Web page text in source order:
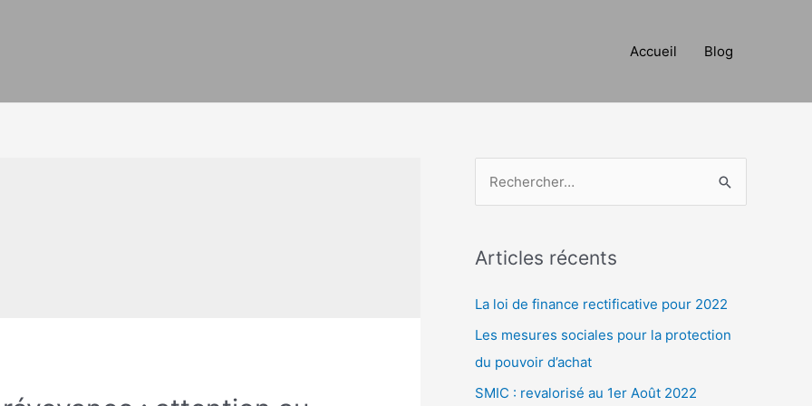
Accueil Blog
h
r
c
h
e
Articles récents
La loi de finance rectificative pour 2022
Les mesures sociales pour la protection
du pouvoir d’achat
SMIC : revalorisé au 1er Août 2022